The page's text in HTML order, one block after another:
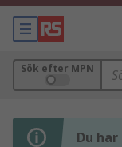
Sök efter MPN
Du